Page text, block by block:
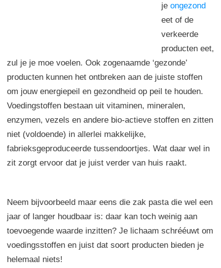
je ongezond
eet of de
verkeerde
producten eet,
zul je je moe voelen. Ook zogenaamde ‘gezonde’
producten kunnen het ontbreken aan de juiste stoffen
om jouw energiepeil en gezondheid op peil te houden.
Voedingstoffen bestaan uit vitaminen, mineralen,
enzymen, vezels en andere bio-actieve stoffen en zitten
niet (voldoende) in allerlei makkelijke,
fabrieksgeproduceerde tussendoortjes. Wat daar wel in
zit zorgt ervoor dat je juist verder van huis raakt.
Neem bijvoorbeeld maar eens die zak pasta die wel een
jaar of langer houdbaar is: daar kan toch weinig aan
toevoegende waarde inzitten? Je lichaam schrééuwt om
voedingsstoffen en juist dat soort producten bieden je
helemaal niets!